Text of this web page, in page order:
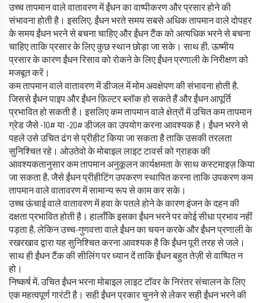
उच्च तापमान वाले वातावरण में ईंधन का वाष्पीकरण और प्रसार होने की
संभावना होती है। इसलिए, ईंधन भरते समय सबसे अधिक तापमान वाले दोपहर
के समय ईंधन भरने से बचना चाहिए और ईंधन टैंक को अत्यधिक भरने से बचना
चाहिए ताकि प्रसार के लिए कुछ स्थान छोड़ा जा सके। साथ ही, ऊष्मीय
प्रसार के कारण ईंधन रिसाव को रोकने के लिए ईंधन प्रणाली के निरीक्षण को
मजबूत करें।
कम तापमान वाले वातावरण में डीजल में मोम अवक्षेपण की संभावना होती है,
जिससे ईंधन पाइप और ईंधन फ़िल्टर ब्लॉक हो सकते हैं और ईंधन आपूर्ति
प्रभावित हो सकती है। इसलिए कम तापमान वाले क्षेत्रों में उचित कम तापमान
ग्रेड जैसे -10# या -20# डीजल का उपयोग करना आवश्यक है। ईंधन भरने से
पहले उसे उचित ढंग से प्रीहीट किया जा सकता है ताकि उसकी तरलता
सुनिश्चित रहे। ओउतेवो के मोबाइल लाइट टावर्स को ग्राहक की
आवश्यकतानुसार कम तापमान अनुकूलन कार्यक्षमता के साथ कस्टमाइज़ किया
जा सकता है, जैसे ईंधन प्रीहीटिंग उपकरण स्थापित करना ताकि उपकरण कम
तापमान वाले वातावरण में सामान्य रूप से काम कर सके।
उच्च ऊंचाई वाले वातावरण में हवा के पतले होने के कारण इंजन के दहन की
दक्षता प्रभावित होती है। हालाँकि इसका ईंधन भरने पर कोई सीधा प्रभाव नहीं
पड़ता है, लेकिन उच्च-गुणवत्ता वाले ईंधन का चयन करके और ईंधन प्रणाली के
रखरखाव द्वारा यह सुनिश्चित करना आवश्यक है कि ईंधन पूरी तरह से जले।
साथ ही ईंधन टैंक की सीलिंग पर ध्यान दें ताकि ईंधन बहुत तेज़ी से वाष्पित न
हो।
निष्कर्ष में, उचित ईंधन भरना मोबाइल लाइट टॉवर के निरंतर संचालन के लिए
एक महत्वपूर्ण गारंटी है। सही ईंधन प्रकार चुनने से लेकर सही ईंधन भरने की